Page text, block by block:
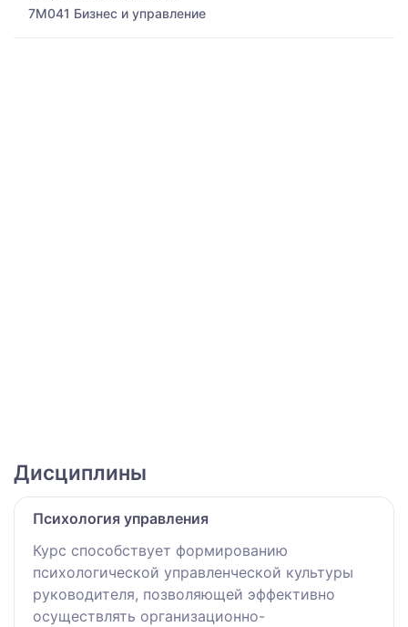
7M041 Бизнес и управление
Дисциплины
Психология управления
Курс способствует формированию
психологической управленческой культуры
руководителя, позволяющей эффективно
осуществлять организационно-